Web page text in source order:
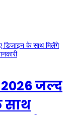
जल्द
साथ